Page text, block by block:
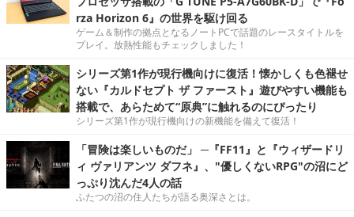
rza Horizon 6』の世界を駆け回る
ゲーム＆制作の拠点となるノートPCで話題のレースタイトルを
プレイ。放熱性能もチェックしました！
シリーズ第1作が現行機向けに復活！懐かしくも色褪せ
ない『カルドセプト ザ ファースト』遊びやすい機能も
搭載で、あらためて“原典”に触れるのにぴったり
シリーズ第1作が現行機向けの新機能を備えて復活！
「冒険は楽しいものだ」 ─『FF11』と『ウィザードリ
ィ ヴァリアンツ ダフネ』、"優しくないRPG"の沼にど
っぷり沈んだ4人の話
ふたつの沼の住人たちが語る奥深さとは。